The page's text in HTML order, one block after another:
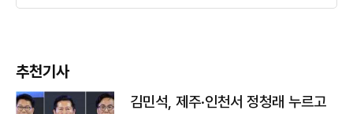
추천기사
김민석, 제주·인천서 정청래 누르고